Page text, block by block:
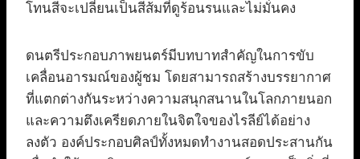
โทนสีจะเปลี่ยนเป็นสีส้มที่ดูร้อนรนและไม่มั่นคง
ดนตรีประกอบภาพยนตร์มีบทบาทสำคัญในการขับ
เคลื่อนอารมณ์ของผู้ชม โดยสามารถสร้างบรรยากาศ
ที่แตกต่างกันระหว่างความสนุกสนานในโลกภายนอก
และความตึงเครียดภายในจิตใจของไรลีย์ได้อย่าง
ลงตัว องค์ประกอบศิลป์ทั้งหมดทำงานสอดประสานกัน